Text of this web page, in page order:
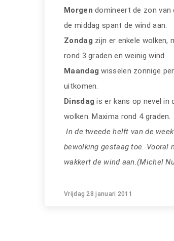
Morgen domineert de zon
de middag spant de wind aan.
Zondag zijn er enkele
rond 3 graden en weinig wind.
Maandagwisselen zonnige
uitkomen.
Dinsdag is er kans op nevel in
wolken. Maxima rond 4 graden.
In de tweede helft van de
bewolking gestaag toe. Vooral
wakkert de wind aan.(Michel
Vrijdag 28 januari 2011